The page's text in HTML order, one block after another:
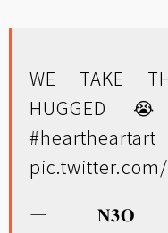
WE TAKE
HUGGED
#heartheartart
— 𝐍𝟑𝐎